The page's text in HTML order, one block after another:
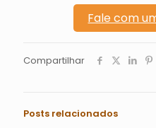
Fale com
Compartilhar
Posts relacionados